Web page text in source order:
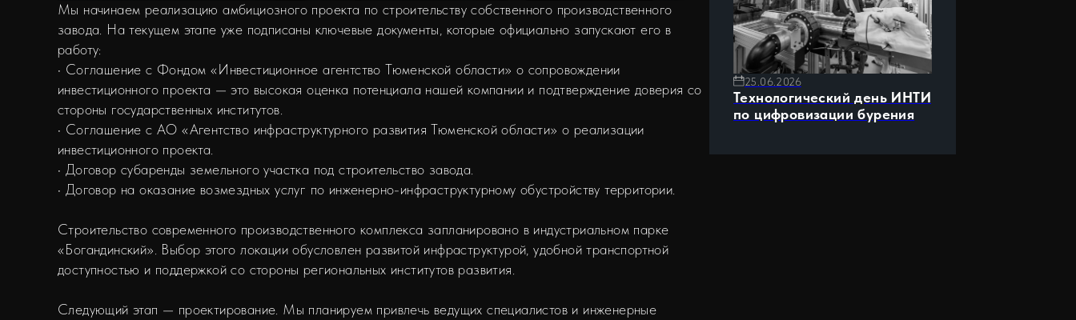
Мы начинаем реализацию амбициозного проекта по строительству собственного производственного
завода. На текущем этапе уже подписаны ключевые документы, которые официально запускают его в
работу:
• Соглашение с Фондом «Инвестиционное агентство Тюменской области» о сопровождении
инвестиционного проекта — это высокая оценка потенциала нашей компании и подтверждение доверия со
стороны государственных институтов.
• Соглашение с АО «Агентство инфраструктурного развития Тюменской области» о реализации
инвестиционного проекта.
• Договор субаренды земельного участка под строительство завода.
• Договор на оказание возмездных услуг по инженерно-инфраструктурному обустройству территории.
Строительство современного производственного комплекса запланировано в индустриальном парке
«Богандинский». Выбор этого локации обусловлен развитой инфраструктурой, удобной транспортной
доступностью и поддержкой со стороны региональных институтов развития.
Следующий этап — проектирование. Мы планируем привлечь ведущих специалистов и инженерные
25.06.2026
Технологический день ИНТИ
по цифровизации бурения